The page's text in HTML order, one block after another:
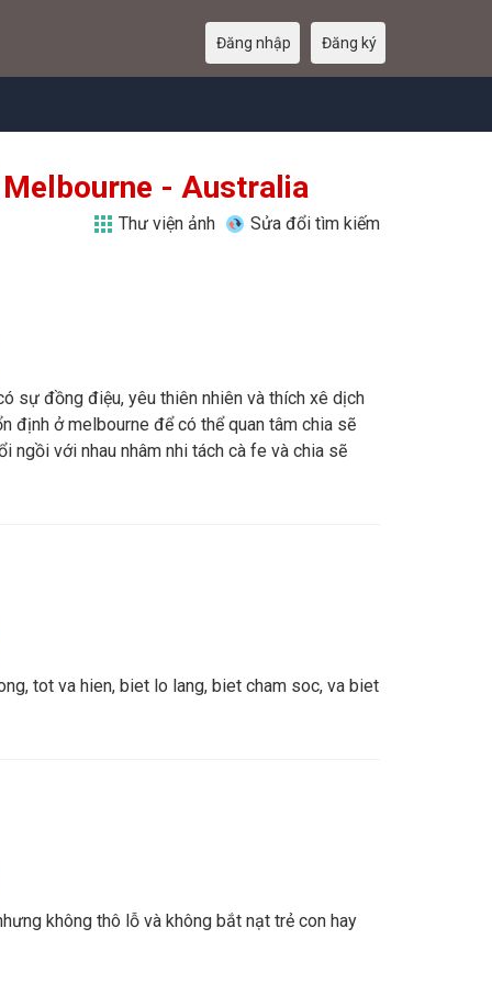
Đăng nhập Đăng ký
Melbourne - Australia
Thư viện ảnh Sửa đổi tìm kiếm
sự đồng điệu, yêu thiên nhiên và thích xê dịch
định ở melbourne để có thể quan tâm chia sẽ
ngồi với nhau nhâm nhi tách cà fe và chia sẽ
tot va hien, biet lo lang, biet cham soc, va biet
không thô lỗ và không bắt nạt trẻ con hay